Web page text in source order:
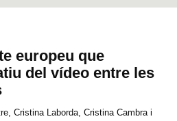
europeu que
del vídeo entre les
Cristina Laborda, Cristina Cambra i